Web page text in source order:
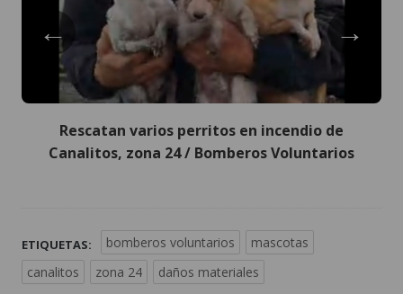
←
Rescatan varios perritos en incendio de
Canalitos, zona 24 / Bomberos Voluntarios
→
ETIQUETAS: bomberos voluntarios
mascotas
canalitos
zona 24 daños materiales